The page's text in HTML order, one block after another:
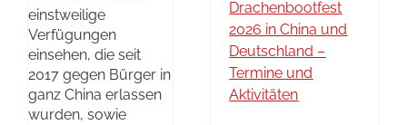
einstweilige
Verfügungen
einsehen, die seit
2017 gegen Bürger in
ganz China erlassen
wurden, sowie
Drachenbootfest
2026 in China und
Deutschland –
Termine und
Aktivitäten